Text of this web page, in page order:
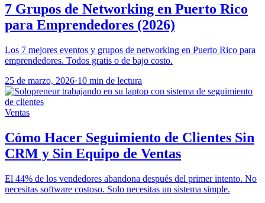
7 Grupos de Networking en Puerto Rico
para Emprendedores (2026)
Los 7 mejores eventos y grupos de networking en Puerto Rico para
emprendedores. Todos gratis o de bajo costo.
25 de marzo, 2026·10 min de lectura
Ventas
Cómo Hacer Seguimiento de Clientes Sin
CRM y Sin Equipo de Ventas
El 44% de los vendedores abandona después del primer intento. No
necesitas software costoso. Solo necesitas un sistema simple.